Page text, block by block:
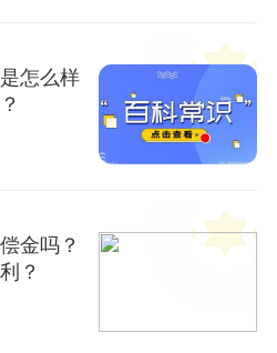
怎么样
金吗？
？